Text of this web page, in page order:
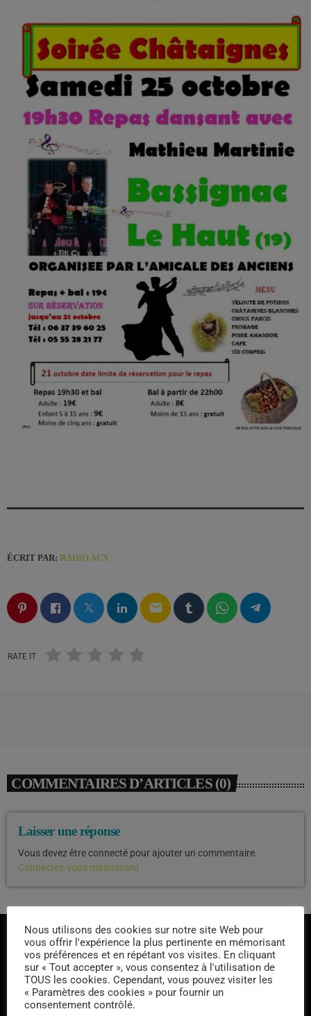
ÉCRIT PAR: RADIO ACX
email
RATE IT
COMMENTAIRES D’ARTICLES (0)
Laisser une réponse
Vous devez être connecté pour ajouter un commentaire.
Connectez-vous maintenant
DERNIERS PODCASTS
Nous utilisons des cookies sur notre site Web pour
vous offrir l'expérience la plus pertinente en mémorisant
vos préférences et en répétant vos visites. En cliquant
sur « Tout accepter », vous consentez à l'utilisation de
TOUS les cookies. Cependant, vous pouvez visiter les
« Paramètres des cookies » pour fournir un
consentement contrôlé.